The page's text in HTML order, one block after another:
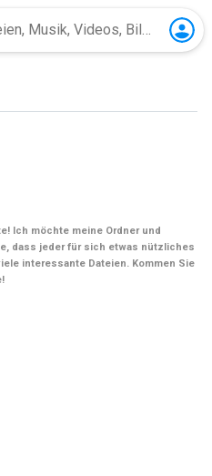
Ich möchte meine Ordner und
dass jeder für sich etwas nützliches
interessante Dateien. Kommen Sie